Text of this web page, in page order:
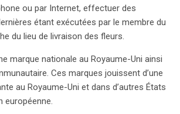
utilisé le terme « Interflora » et ses
mots-clés dans sa stratégie de
AdWords, entraînant l’affichage
soulève des questions cruciales sur
marques dans le cadre de la publicité
Court a interrogé la Cour de justice sur
usage non consenti de mots-clés
ou par Internet, effectuer des
étant exécutées par le membre du
du lieu de livraison des fleurs.
marque nationale au Royaume-Uni ainsi
Ces marques jouissent d’une
au Royaume-Uni et dans d’autres États
européenne.